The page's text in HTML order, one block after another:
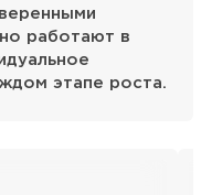
работают в
этапе роста.